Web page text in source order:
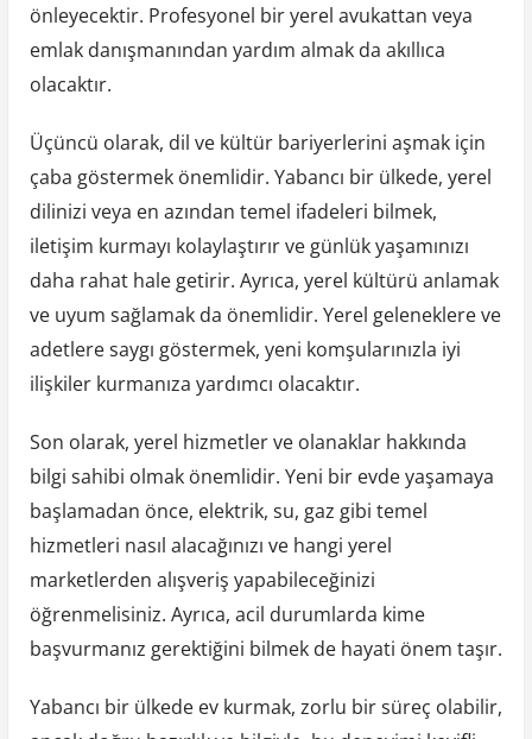
önleyecektir. Profesyonel bir yerel avukattan veya
emlak danışmanından yardım almak da akıllıca
olacaktır.
Üçüncü olarak, dil ve kültür bariyerlerini aşmak için
çaba göstermek önemlidir. Yabancı bir ülkede, yerel
dilinizi veya en azından temel ifadeleri bilmek,
iletişim kurmayı kolaylaştırır ve günlük yaşamınızı
daha rahat hale getirir. Ayrıca, yerel kültürü anlamak
ve uyum sağlamak da önemlidir. Yerel geleneklere ve
adetlere saygı göstermek, yeni komşularınızla iyi
ilişkiler kurmanıza yardımcı olacaktır.
Son olarak, yerel hizmetler ve olanaklar hakkında
bilgi sahibi olmak önemlidir. Yeni bir evde yaşamaya
başlamadan önce, elektrik, su, gaz gibi temel
hizmetleri nasıl alacağınızı ve hangi yerel
marketlerden alışveriş yapabileceğinizi
öğrenmelisiniz. Ayrıca, acil durumlarda kime
başvurmanız gerektiğini bilmek de hayati önem taşır.
Yabancı bir ülkede ev kurmak, zorlu bir süreç olabilir,